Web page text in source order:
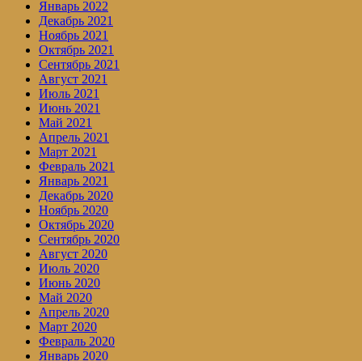
Январь 2022
Декабрь 2021
Ноябрь 2021
Октябрь 2021
Сентябрь 2021
Август 2021
Июль 2021
Июнь 2021
Май 2021
Апрель 2021
Март 2021
Февраль 2021
Январь 2021
Декабрь 2020
Ноябрь 2020
Октябрь 2020
Сентябрь 2020
Август 2020
Июль 2020
Июнь 2020
Май 2020
Апрель 2020
Март 2020
Февраль 2020
Январь 2020